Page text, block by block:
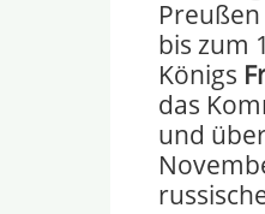
bis zum
Königs
das
und